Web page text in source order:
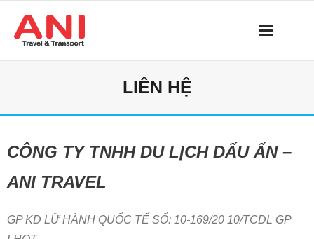
content
LIÊN HỆ
CÔNG TY TNHH DU LỊCH DẤU ẤN –
ANI TRAVEL
GP KD LỮ HÀNH QUỐC TẾ SỐ: 10-169/20 10/TCDL GP